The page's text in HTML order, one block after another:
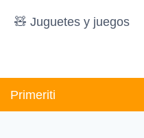
🧸️ Juguetes y juegos
Primeriti